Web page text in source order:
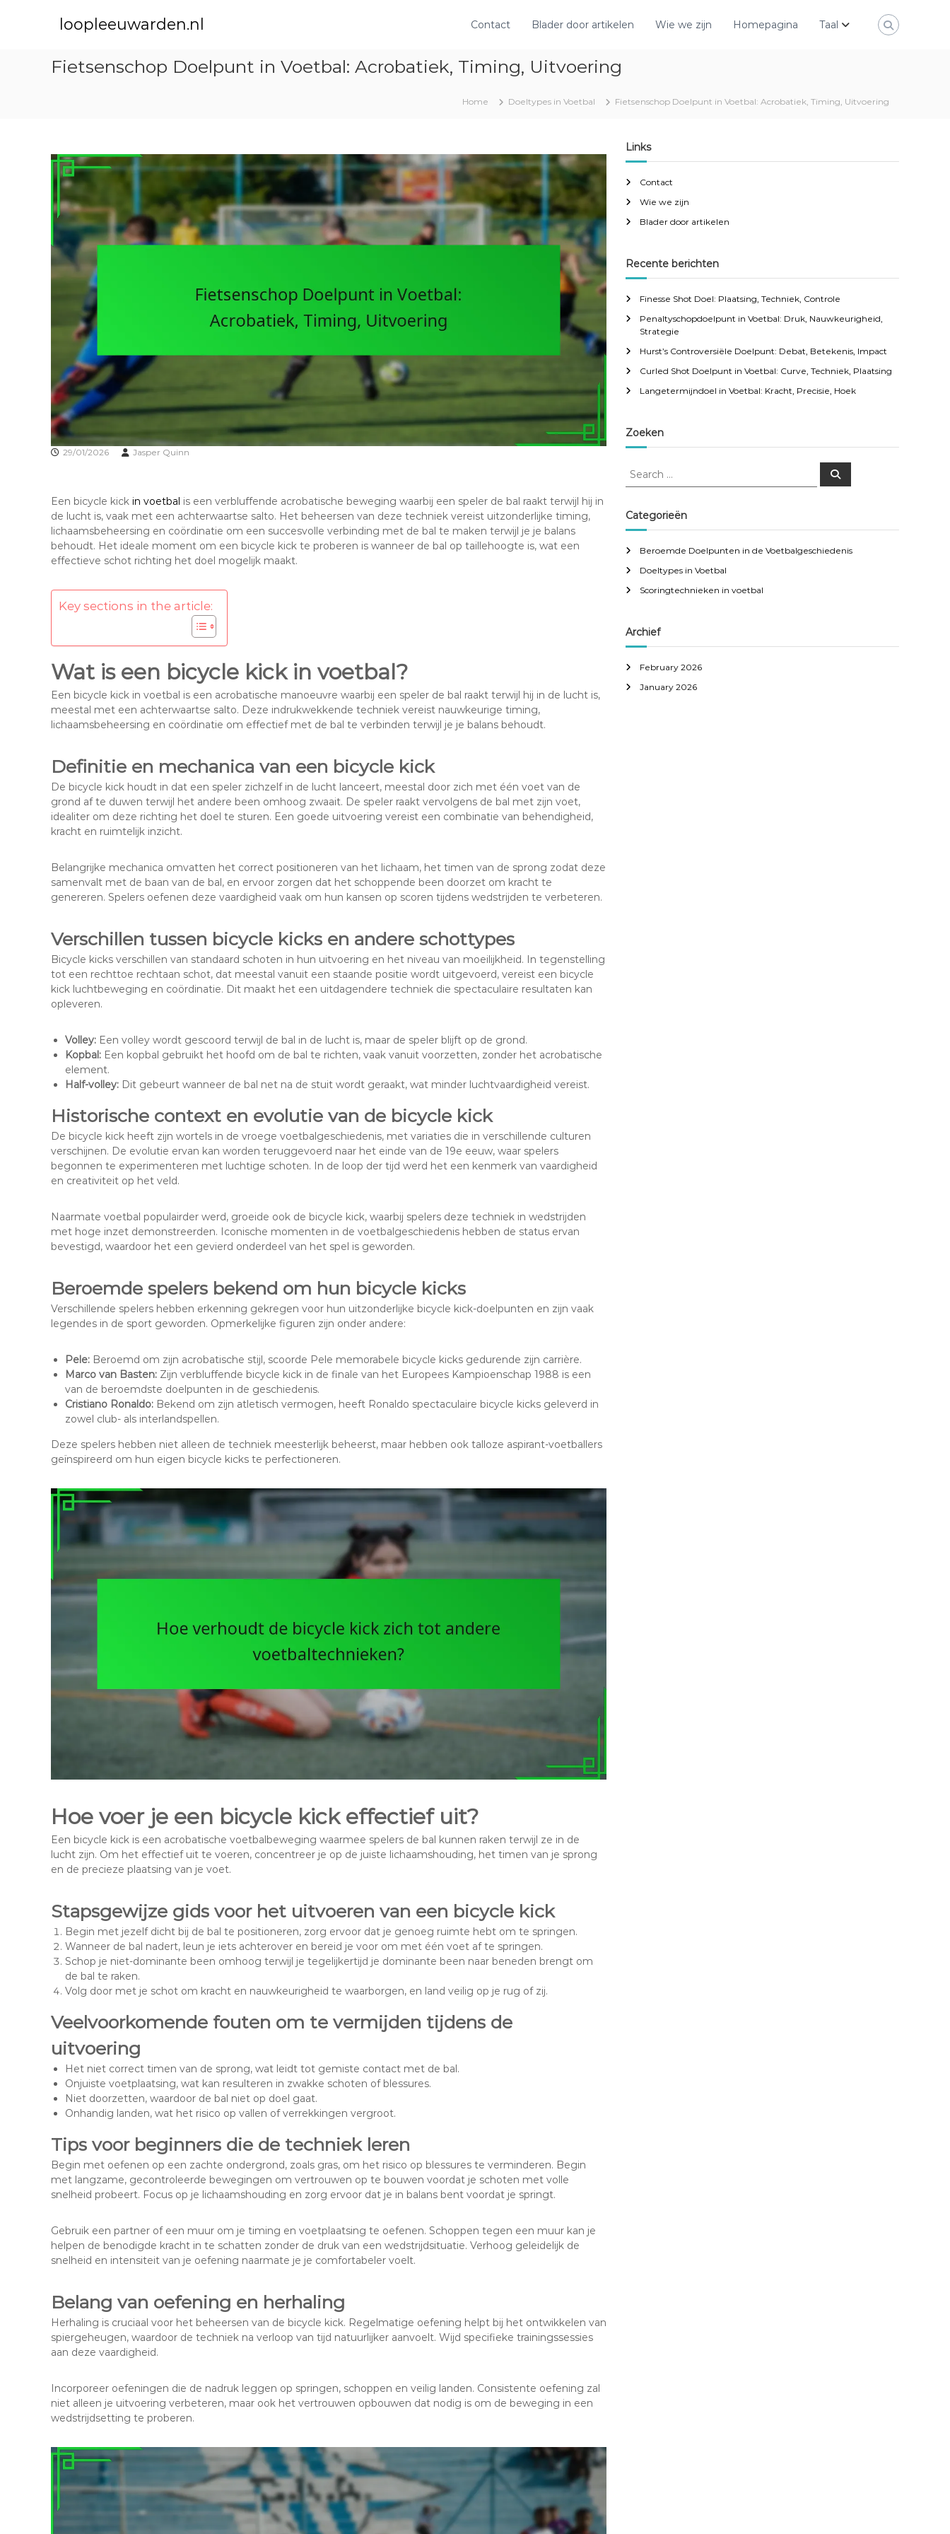
loopleeuwarden.nl Contact Blader door artikelen Wie we zijn Homepagina Taal
Fietsenschop Doelpunt in Voetbal: Acrobatiek, Timing, Uitvoering
Home Doeltypes in Voetbal Fietsenschop Doelpunt in Voetbal: Acrobatiek, Timing, Uitvoering
29/01/2026 Jasper Quinn
Een bicycle kick in voetbal is een verbluffende acrobatische beweging waarbij een speler de bal raakt terwijl hij in
de lucht is, vaak met een achterwaartse salto. Het beheersen van deze techniek vereist uitzonderlijke timing,
lichaamsbeheersing en coördinatie om een succesvolle verbinding met de bal te maken terwijl je je balans
behoudt. Het ideale moment om een bicycle kick te proberen is wanneer de bal op taillehoogte is, wat een
effectieve schot richting het doel mogelijk maakt.
Key sections in the article:
Wat is een bicycle kick in voetbal?
Een bicycle kick in voetbal is een acrobatische manoeuvre waarbij een speler de bal raakt terwijl hij in de lucht is,
meestal met een achterwaartse salto. Deze indrukwekkende techniek vereist nauwkeurige timing,
lichaamsbeheersing en coördinatie om effectief met de bal te verbinden terwijl je je balans behoudt.
Definitie en mechanica van een bicycle kick
De bicycle kick houdt in dat een speler zichzelf in de lucht lanceert, meestal door zich met één voet van de
grond af te duwen terwijl het andere been omhoog zwaait. De speler raakt vervolgens de bal met zijn voet,
idealiter om deze richting het doel te sturen. Een goede uitvoering vereist een combinatie van behendigheid,
kracht en ruimtelijk inzicht.
Belangrijke mechanica omvatten het correct positioneren van het lichaam, het timen van de sprong zodat deze
samenvalt met de baan van de bal, en ervoor zorgen dat het schoppende been doorzet om kracht te
genereren. Spelers oefenen deze vaardigheid vaak om hun kansen op scoren tijdens wedstrijden te verbeteren.
Verschillen tussen bicycle kicks en andere schottypes
Bicycle kicks verschillen van standaard schoten in hun uitvoering en het niveau van moeilijkheid. In tegenstelling
tot een rechttoe rechtaan schot, dat meestal vanuit een staande positie wordt uitgevoerd, vereist een bicycle
kick luchtbeweging en coördinatie. Dit maakt het een uitdagendere techniek die spectaculaire resultaten kan
opleveren.
Volley: Een volley wordt gescoord terwijl de bal in de lucht is, maar de speler blijft op de grond.
Kopbal: Een kopbal gebruikt het hoofd om de bal te richten, vaak vanuit voorzetten, zonder het acrobatische
element.
Half-volley: Dit gebeurt wanneer de bal net na de stuit wordt geraakt, wat minder luchtvaardigheid vereist.
Historische context en evolutie van de bicycle kick
De bicycle kick heeft zijn wortels in de vroege voetbalgeschiedenis, met variaties die in verschillende culturen
verschijnen. De evolutie ervan kan worden teruggevoerd naar het einde van de 19e eeuw, waar spelers
begonnen te experimenteren met luchtige schoten. In de loop der tijd werd het een kenmerk van vaardigheid
en creativiteit op het veld.
Naarmate voetbal populairder werd, groeide ook de bicycle kick, waarbij spelers deze techniek in wedstrijden
met hoge inzet demonstreerden. Iconische momenten in de voetbalgeschiedenis hebben de status ervan
bevestigd, waardoor het een gevierd onderdeel van het spel is geworden.
Beroemde spelers bekend om hun bicycle kicks
Verschillende spelers hebben erkenning gekregen voor hun uitzonderlijke bicycle kick-doelpunten en zijn vaak
legendes in de sport geworden. Opmerkelijke figuren zijn onder andere:
Pele: Beroemd om zijn acrobatische stijl, scoorde Pele memorabele bicycle kicks gedurende zijn carrière.
Marco van Basten: Zijn verbluffende bicycle kick in de finale van het Europees Kampioenschap 1988 is een
van de beroemdste doelpunten in de geschiedenis.
Cristiano Ronaldo: Bekend om zijn atletisch vermogen, heeft Ronaldo spectaculaire bicycle kicks geleverd in
zowel club- als interlandspellen.
Deze spelers hebben niet alleen de techniek meesterlijk beheerst, maar hebben ook talloze aspirant-voetballers
geïnspireerd om hun eigen bicycle kicks te perfectioneren.
Hoe voer je een bicycle kick effectief uit?
Een bicycle kick is een acrobatische voetbalbeweging waarmee spelers de bal kunnen raken terwijl ze in de
lucht zijn. Om het effectief uit te voeren, concentreer je op de juiste lichaamshouding, het timen van je sprong
en de precieze plaatsing van je voet.
Stapsgewijze gids voor het uitvoeren van een bicycle kick
Begin met jezelf dicht bij de bal te positioneren, zorg ervoor dat je genoeg ruimte hebt om te springen.
Wanneer de bal nadert, leun je iets achterover en bereid je voor om met één voet af te springen.
Schop je niet-dominante been omhoog terwijl je tegelijkertijd je dominante been naar beneden brengt om
de bal te raken.
Volg door met je schot om kracht en nauwkeurigheid te waarborgen, en land veilig op je rug of zij.
Veelvoorkomende fouten om te vermijden tijdens de
uitvoering
Het niet correct timen van de sprong, wat leidt tot gemiste contact met de bal.
Onjuiste voetplaatsing, wat kan resulteren in zwakke schoten of blessures.
Niet doorzetten, waardoor de bal niet op doel gaat.
Onhandig landen, wat het risico op vallen of verrekkingen vergroot.
Tips voor beginners die de techniek leren
Begin met oefenen op een zachte ondergrond, zoals gras, om het risico op blessures te verminderen. Begin
met langzame, gecontroleerde bewegingen om vertrouwen op te bouwen voordat je schoten met volle
snelheid probeert. Focus op je lichaamshouding en zorg ervoor dat je in balans bent voordat je springt.
Gebruik een partner of een muur om je timing en voetplaatsing te oefenen. Schoppen tegen een muur kan je
helpen de benodigde kracht in te schatten zonder de druk van een wedstrijdsituatie. Verhoog geleidelijk de
snelheid en intensiteit van je oefening naarmate je je comfortabeler voelt.
Belang van oefening en herhaling
Herhaling is cruciaal voor het beheersen van de bicycle kick. Regelmatige oefening helpt bij het ontwikkelen van
spiergeheugen, waardoor de techniek na verloop van tijd natuurlijker aanvoelt. Wijd specifieke trainingssessies
aan deze vaardigheid.
Incorporeer oefeningen die de nadruk leggen op springen, schoppen en veilig landen. Consistente oefening zal
niet alleen je uitvoering verbeteren, maar ook het vertrouwen opbouwen dat nodig is om de beweging in een
wedstrijdsetting te proberen.
Links
Contact
Wie we zijn
Blader door artikelen
Recente berichten
Finesse Shot Doel: Plaatsing, Techniek, Controle
Penaltyschopdoelpunt in Voetbal: Druk, Nauwkeurigheid,
Strategie
Hurst’s Controversiële Doelpunt: Debat, Betekenis, Impact
Curled Shot Doelpunt in Voetbal: Curve, Techniek, Plaatsing
Langetermijndoel in Voetbal: Kracht, Precisie, Hoek
Zoeken
S
r
c
f
o
r
S
Categorieën
Beroemde Doelpunten in de Voetbalgeschiedenis
Doeltypes in Voetbal
Scoringtechnieken in voetbal
Archief
February 2026
January 2026